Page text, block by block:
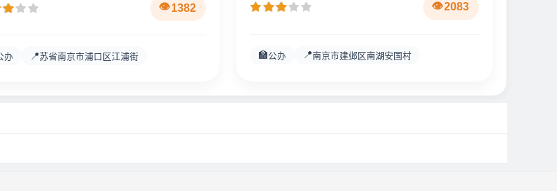
1382
办 📍苏省南京市浦口区江浦街
2083
🏫公办 📍南京市建邺区南湖安国村